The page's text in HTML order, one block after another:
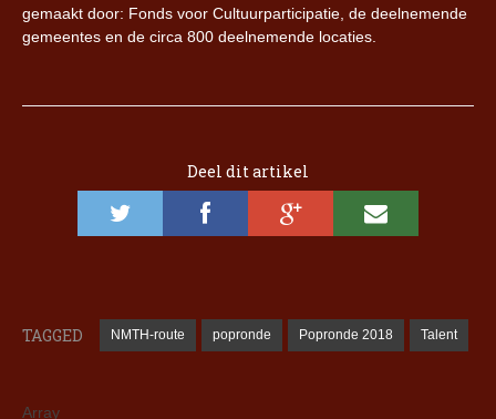
gemaakt door: Fonds voor Cultuurparticipatie, de deelnemende
gemeentes en de circa 800 deelnemende locaties.
Deel dit artikel
TAGGED NMTH-route popronde Popronde 2018 Talent
Array